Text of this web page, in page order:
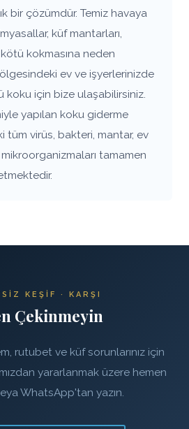
bir çözümdür. Temiz havaya
küf mantarları,
kokmasına neden
ev ve işyerlerinizde
koku için bize ulaşabilirsiniz.
yapılan koku giderme
tüm virüs, bakteri, mantar, ev
mikroorganizmaları tamamen
KEŞIF · KARŞI
Çekinmeyin
rutubet ve küf sorunlarınız için
yararlanmak üzere hemen
WhatsApp'tan yazın.